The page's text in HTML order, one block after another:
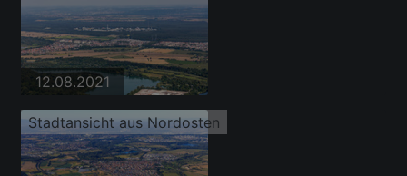
12.08.2021
Stadtansicht aus Nordosten